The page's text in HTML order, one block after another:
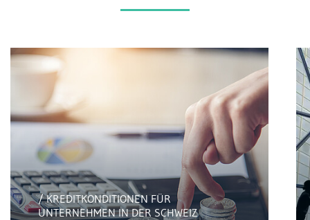
/ KREDITKONDITIONEN FÜR
UNTERNEHMEN IN DER SCHWEIZ